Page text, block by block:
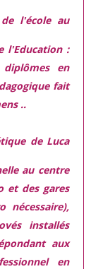
l'école au
l'Education :
en
fait
..
de Luca
au centre
et des gares
nécessaire),
installés
aux
en